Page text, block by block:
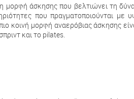
μορφή άσκησης που βελτιώνει τη
που πραγματοποιούνται με
κοινή μορφή αναερόβιας άσκησης
και το pilates.